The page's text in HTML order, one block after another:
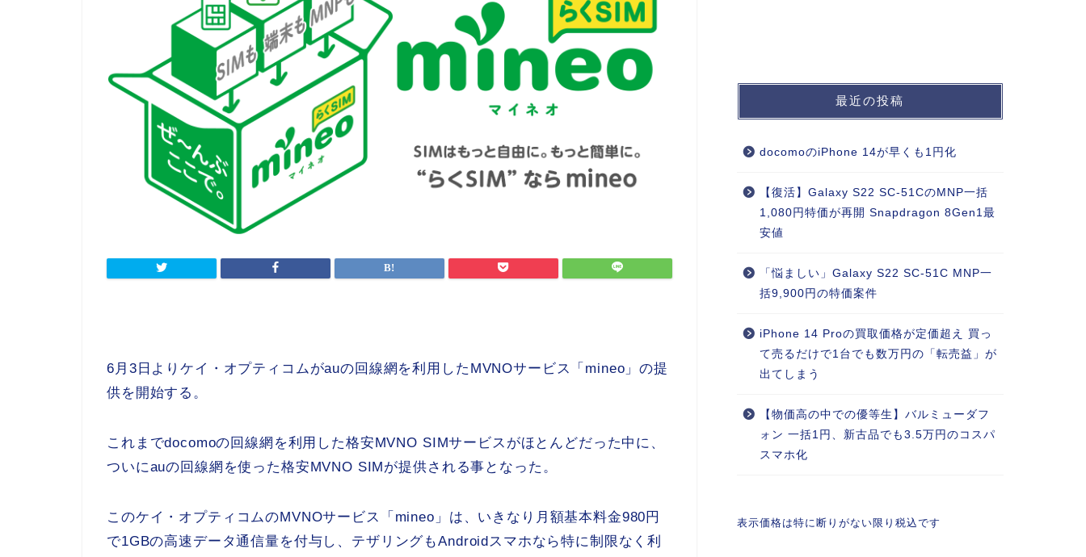
6月3日よりケイ・オプティコムがauの回線網を利用したMVNOサービス「mineo」の提
供を開始する。
これまでdocomoの回線網を利用した格安MVNO SIMサービスがほとんどだった中に、
ついにauの回線網を使った格安MVNO SIMが提供される事となった。
このケイ・オプティコムのMVNOサービス「mineo」は、いきなり月額基本料金980円
で1GBの高速データ通信量を付与し、テザリングもAndroidスマホなら特に制限なく利
最近の投稿
docomoのiPhone 14が早くも1円化
【復活】Galaxy S22 SC-51CのMNP一括
1,080円特価が再開 Snapdragon 8Gen1最
安値
「悩ましい」Galaxy S22 SC-51C MNP一
括9,900円の特価案件
iPhone 14 Proの買取価格が定価超え 買っ
て売るだけで1台でも数万円の「転売益」が
出てしまう
【物価高の中での優等生】バルミューダフ
ォン 一括1円、新古品でも3.5万円のコスパ
スマホ化
表示価格は特に断りがない限り税込です